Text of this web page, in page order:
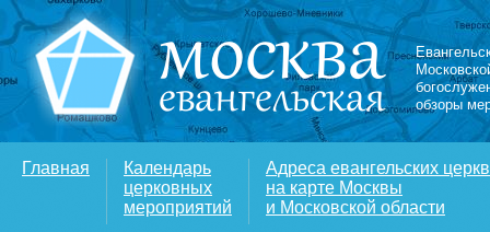
обзоры
Главная
Календарь
церковных
мероприятий
Адреса евангельских
на карте Москвы
и Московской области